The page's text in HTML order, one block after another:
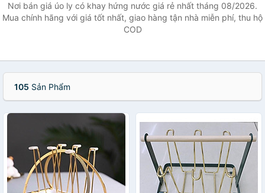
Nơi bán giá úo ly có khay hứng nước giá rẻ nhất tháng 08/2026.
Mua chính hãng với giá tốt nhất, giao hàng tận nhà miễn phí, thu hộ
COD
105 Sản Phẩm